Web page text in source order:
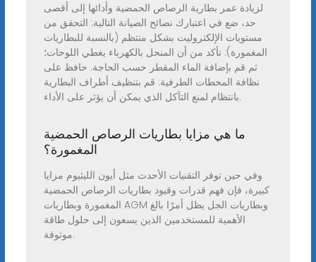
لزيادة عمر بطارية الرصاص الحمضية وأدائها إلى أقصى
حد، ضع في اعتبارك نصائح الصيانة التالية: التحقق من
مستويات الإلكتروليت بشكل منتظم (بالنسبة للبطاريات
المغمورة): تأكد من أن المنحل بالكهرباء يغطي اللوحات؛
ثم قم بإضافة الماء المقطر حسب الحاجة. حافظ على
نظافة المحطات الطرفية: قم بتنظيف أطراف البطارية
بانتظام لمنع التآكل الذي يمكن أن يؤثر على الأداء.
ما هي مزايا بطاريات الرصاص الحمضية
المغمورة؟
وفي حين توفر التقنيات الأحدث مثل أيون الليثيوم مزايا
كبيرة، فإن فهم قدرات وقيود بطاريات الرصاص الحمضية
المغمورة وبطاريات AGM وبطاريات الجل يظل أمرًا بالغ
الأهمية للمستخدمين الذين يسعون إلى حلول طاقة
موثوقة.